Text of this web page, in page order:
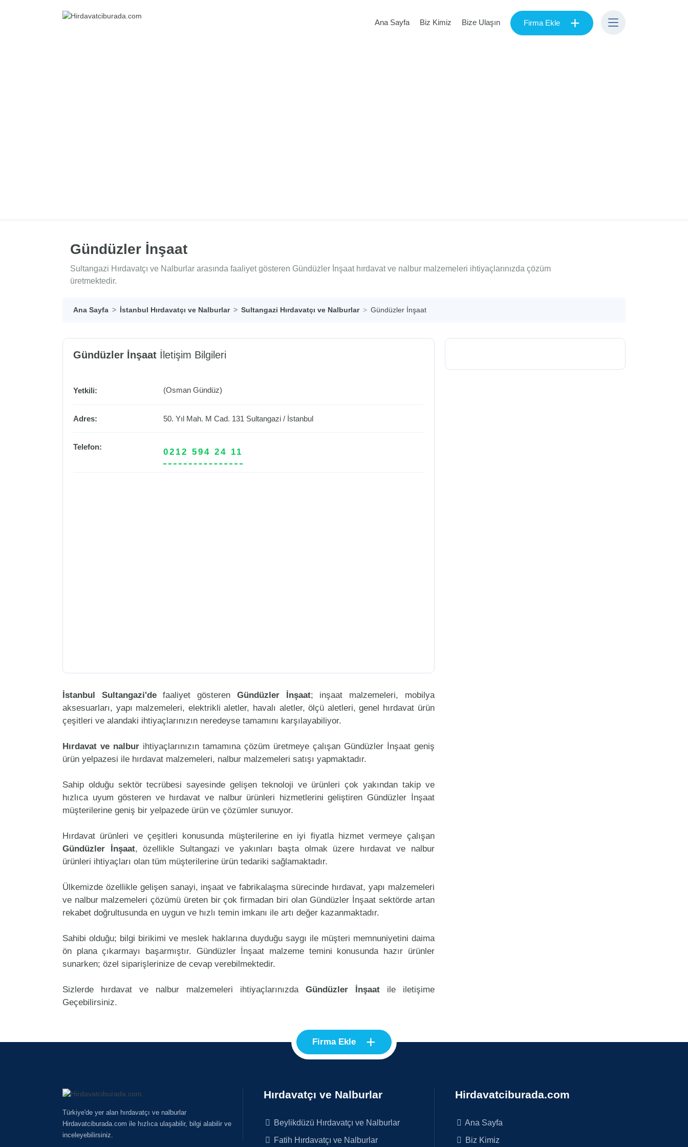
Ana Sayfa Biz Kimiz Bize Ulaşın Firma Ekle +
Gündüzler İnşaat
Sultangazi Hırdavatçı ve Nalburlar arasında faaliyet gösteren Gündüzler İnşaat hırdavat ve nalbur malzemeleri ihtiyaçlarınızda çözüm
üretmektedir.
Ana Sayfa İstanbul Hırdavatçı ve Nalburlar Sultangazi Hırdavatçı ve Nalburlar Gündüzler İnşaat
Gündüzler İnşaat İletişim Bilgileri
Yetkili: (Osman Gündüz)
Adres: 50. Yıl Mah. M Cad. 131 Sultangazi / İstanbul
Telefon:
0212 594 24 11
İstanbul Sultangazi'defaaliyet gösteren Gündüzler İnşaat; inşaat malzemeleri, mobilya
aksesuarları, yapı malzemeleri, elektrikli aletler, havalı aletler, ölçü aletleri, genel hırdavat ürün
çeşitleri ve alandaki ihtiyaçlarınızın neredeyse tamamını karşılayabiliyor.
Hırdavat ve nalburihtiyaçlarınızın tamamına çözüm üretmeye çalışan Gündüzler İnşaat geniş
ürün yelpazesi ile hırdavat malzemeleri, nalbur malzemeleri satışı yapmaktadır.
Sahip olduğu sektör tecrübesi sayesinde gelişen teknoloji ve ürünleri çok yakından takip ve
hızlıca uyum gösteren ve hırdavat ve nalbur ürünleri hizmetlerini geliştiren Gündüzler İnşaat
müşterilerine geniş bir yelpazede ürün ve çözümler sunuyor.
Hırdavat ürünleri ve çeşitleri konusunda müşterilerine en iyi fiyatla hizmet vermeye çalışan
Gündüzler İnşaat, özellikle Sultangazi ve yakınları başta olmak üzere hırdavat ve nalbur
ürünleri ihtiyaçları olan tüm müşterilerine ürün tedariki sağlamaktadır.
Ülkemizde özellikle gelişen sanayi, inşaat ve fabrikalaşma sürecinde hırdavat, yapı malzemeleri
ve nalbur malzemeleri çözümü üreten bir çok firmadan biri olan Gündüzler İnşaat sektörde artan
rekabet doğrultusunda en uygun ve hızlı temin imkanı ile artı değer kazanmaktadır.
Sahibi olduğu; bilgi birikimi ve meslek haklarına duyduğu saygı ile müşteri memnuniyetini daima
ön plana çıkarmayı başarmıştır. Gündüzler İnşaat malzeme temini konusunda hazır ürünler
sunarken; özel siparişlerinize de cevap verebilmektedir.
Sizlerde hırdavat ve nalbur malzemeleri ihtiyaçlarınızda Gündüzler İnşaatile iletişime
Geçebilirsiniz.
Firma Ekle +
Türkiye'de yer alan hırdavatçı ve nalburlar
Hirdavatciburada.com ile hızlıca ulaşabilir, bilgi alabilir ve
inceleyebilirsiniz.
Hırdavatçı ve Nalburlar
Beylikdüzü Hırdavatçı ve Nalburlar
Fatih Hırdavatçı ve Nalburlar
Hirdavatciburada.com
Ana Sayfa
Biz Kimiz